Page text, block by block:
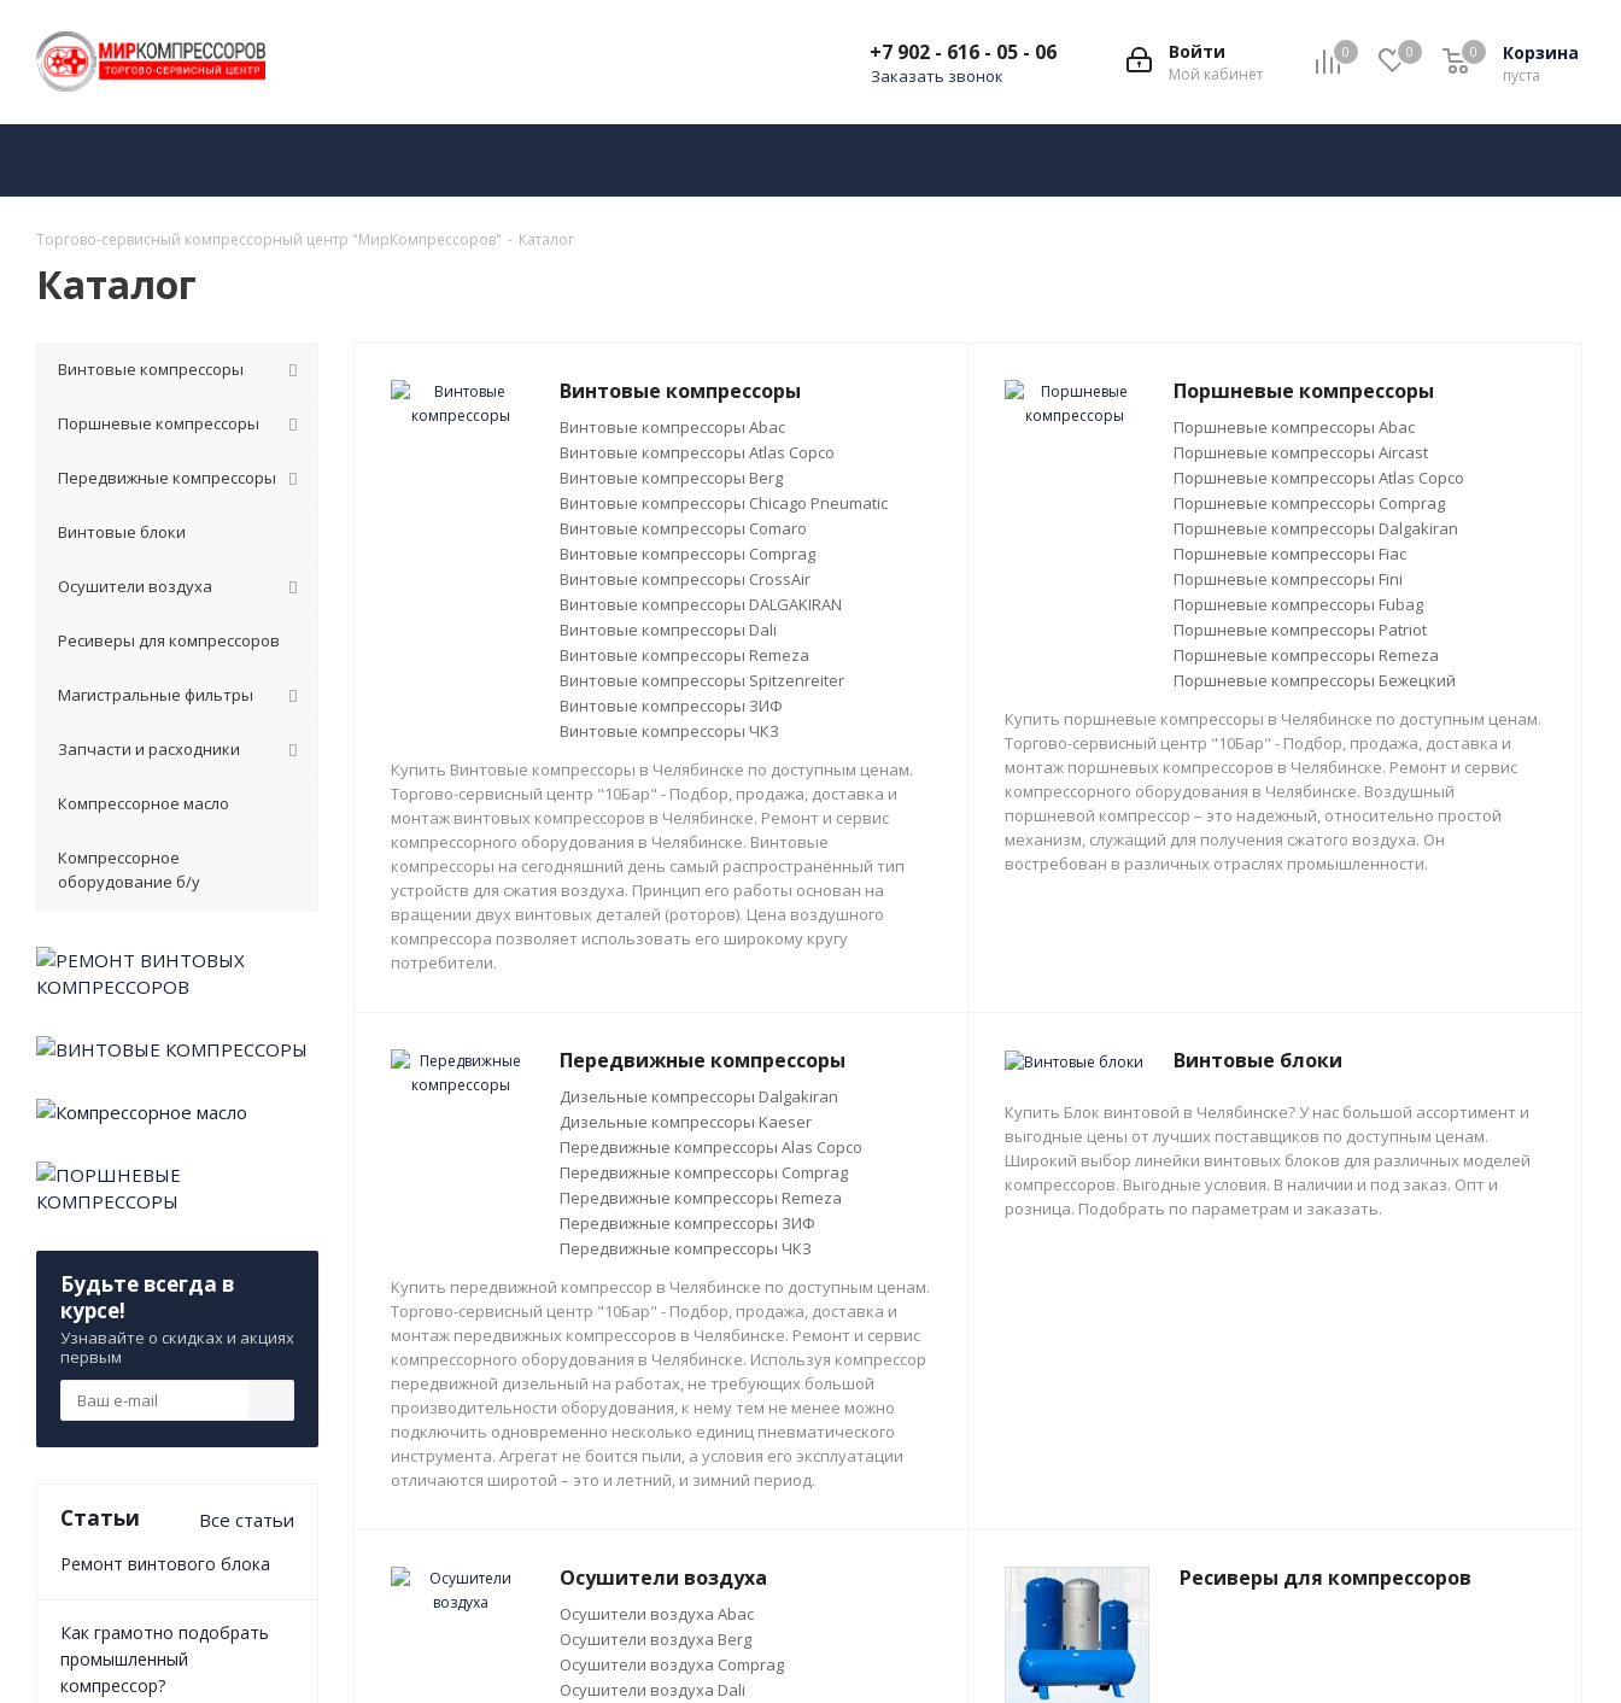
0 0 Корзина
пуста
0
Войти
Мой кабинет
+7 902 - 616 - 05 - 06
Заказать звонок
Торгово-сервисный компрессорный центр "МирКомпрессоров" - Каталог
Каталог
Винтовые компрессоры
Винтовые компрессоры Abac
Винтовые компрессоры Atlas Copco
Винтовые компрессоры Berg
Винтовые компрессоры Chicago Pneumatic
Винтовые компрессоры Comaro
Винтовые компрессоры Comprag
Винтовые компрессоры CrossAir
Винтовые компрессоры DALGAKIRAN
Винтовые компрессоры Dali
Винтовые компрессоры Remeza
Винтовые компрессоры Spitzenreiter
Винтовые компрессоры ЗИФ
Винтовые компрессоры ЧКЗ
Купить Винтовые компрессоры в Челябинске по доступным ценам.
Торгово-сервисный центр "10Бар" - Подбор, продажа, доставка и
монтаж винтовых компрессоров в Челябинске. Ремонт и сервис
компрессорного оборудования в Челябинске. Винтовые
компрессоры на сегодняшний день самый распространённый тип
устройств для сжатия воздуха. Принцип его работы основан на
вращении двух винтовых деталей (роторов). Цена воздушного
компрессора позволяет использовать его широкому кругу
потребители.
Поршневые компрессоры
Поршневые компрессоры Abac
Поршневые компрессоры Aircast
Поршневые компрессоры Atlas Copco
Поршневые компрессоры Comprag
Поршневые компрессоры Dalgakiran
Поршневые компрессоры Fiac
Поршневые компрессоры Fini
Поршневые компрессоры Fubag
Поршневые компрессоры Patriot
Поршневые компрессоры Remeza
Поршневые компрессоры Бежецкий
Купить поршневые компрессоры в Челябинске по доступным ценам.
Торгово-сервисный центр "10Бар" - Подбор, продажа, доставка и
монтаж поршневых компрессоров в Челябинске. Ремонт и сервис
компрессорного оборудования в Челябинске. Воздушный
поршневой компрессор – это надежный, относительно простой
механизм, служащий для получения сжатого воздуха. Он
востребован в различных отраслях промышленности.
Передвижные компрессоры
Дизельные компрессоры Dalgakiran
Дизельные компрессоры Kaeser
Передвижные компрессоры Alas Copco
Передвижные компрессоры Comprag
Передвижные компрессоры Remeza
Передвижные компрессоры ЗИФ
Передвижные компрессоры ЧКЗ
Купить передвижной компрессор в Челябинске по доступным ценам.
Торгово-сервисный центр "10Бар" - Подбор, продажа, доставка и
монтаж передвижных компрессоров в Челябинске. Ремонт и сервис
компрессорного оборудования в Челябинске. Используя компрессор
передвижной дизельный на работах, не требующих большой
производительности оборудования, к нему тем не менее можно
подключить одновременно несколько единиц пневматического
инструмента. Агрегат не боится пыли, а условия его эксплуатации
отличаются широтой – это и летний, и зимний период.
Винтовые блоки
Купить Блок винтовой в Челябинске? У нас большой ассортимент и
выгодные цены от лучших поставщиков по доступным ценам.
Широкий выбор линейки винтовых блоков для различных моделей
компрессоров. Выгодные условия. В наличии и под заказ. Опт и
розница. Подобрать по параметрам и заказать.
Осушители воздуха
Осушители воздуха Abac
Осушители воздуха Berg
Осушители воздуха Comprag
Осушители воздуха Dali
Ресиверы для компрессоров
Винтовые компрессоры
Поршневые компрессоры
Передвижные компрессоры
Винтовые блоки
Осушители воздуха
Ресиверы для компрессоров
Магистральные фильтры
Запчасти и расходники
Компрессорное масло
Компрессорное
оборудование б/у
Будьте всегда в
курсе!
Узнавайте о скидках и акциях
первым
Статьи Все статьи
Ремонт винтового блока
Как грамотно подобрать
промышленный
компрессор?